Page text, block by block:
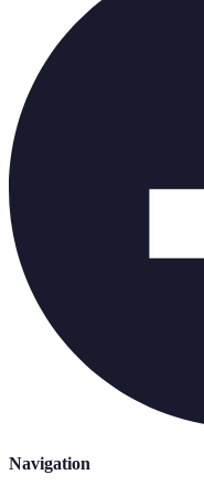
Navigation